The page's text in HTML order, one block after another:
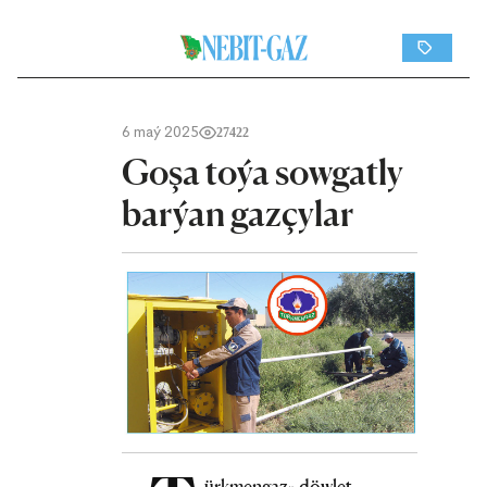
6 maý 2025 27422
Goşa toýa sowgatly
barýan gazçylar